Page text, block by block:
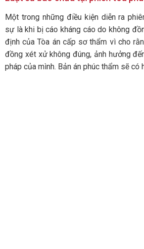
Một trong những điều kiện diễn ra
sự là khi bị cáo kháng cáo do không
định của Tòa án cấp sơ thẩm vì cho
đồng xét xử không đúng, ảnh hưởng
pháp của mình. Bản án phúc thẩm sẽ có